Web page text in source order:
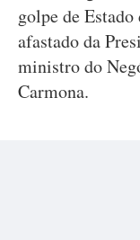
golpe de
afastado da
ministro do
Carmona.